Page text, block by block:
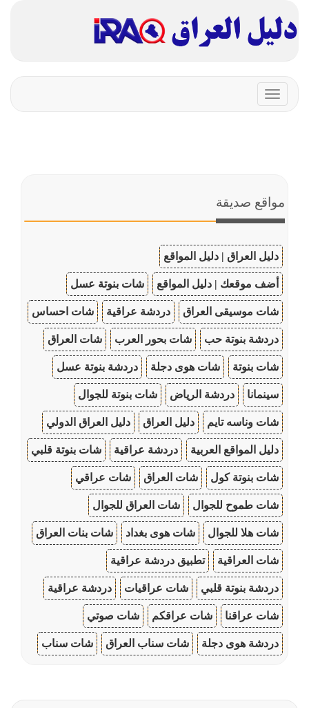
Toggle
navigation
مواقع صديقة
دليل العراق | دليل المواقع
أضف موقعك | دليل المواقع شات بنوتة عسل
شات موسيقى العراق دردشة عراقية شات احساس
دردشة بنوتة حب شات بحور العرب شات العراق
شات بنوتة شات هوى دجلة دردشة بنوتة عسل
سينمانا دردشة الرياض شات بنوتة للجوال
شات وناسه تايم دليل العراق دليل العراق الدولي
دليل المواقع العربية دردشة عراقية شات بنوتة قلبي
شات بنوتة كول شات العراق شات عراقي
شات طموح للجوال شات العراق للجوال
شات هلا للجوال شات هوى بغداد شات بنات العراق
شات العراقية تطبيق دردشة عراقية
دردشة بنوتة قلبي شات عراقيات دردشة عراقية
شات عراقنا شات عراقكم شات صوتي
دردشة هوى دجلة شات سناب العراق شات سناب